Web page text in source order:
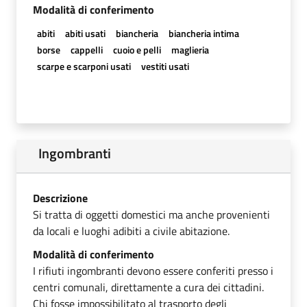
Modalità di conferimento
abiti abiti usati biancheria
biancheria intima
borse
cappelli cuoio e pelli
maglieria
scarpe e scarponi usati
vestiti usati
Ingombranti
Descrizione
Si tratta di oggetti domestici ma anche provenienti
da locali e luoghi adibiti a civile abitazione.
Modalità di conferimento
I rifiuti ingombranti devono essere conferiti presso i
centri comunali, direttamente a cura dei cittadini.
Chi fosse impossibilitato al trasporto degli